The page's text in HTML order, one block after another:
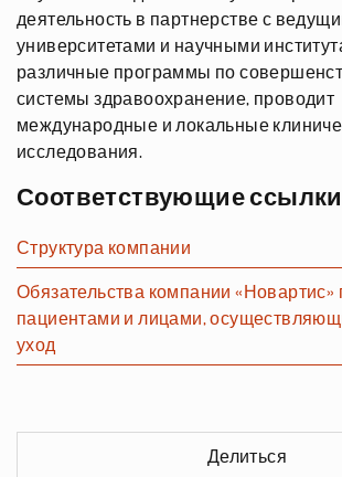
деятельность в партнерстве с
университетами и научными
различные программы по
системы здравоохранение, проводит
международные и локальные
исследования.
Соответствующие ссылки
Структура компании
Обязательства компании «Новартис»
пациентами и лицами,
уход
Делиться